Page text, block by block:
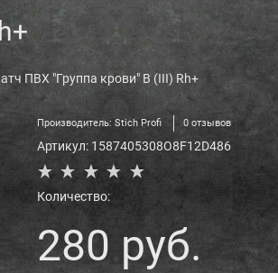
ПВХ "Группа крови" B (III) Rh+
Производитель: Stich Profi 0 отзывов
Артикул: 1587405308O8F12D486
Количество:
280 руб.